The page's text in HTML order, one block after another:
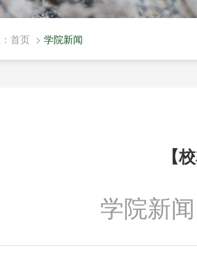
首页 > 学院新闻
【
学院新闻